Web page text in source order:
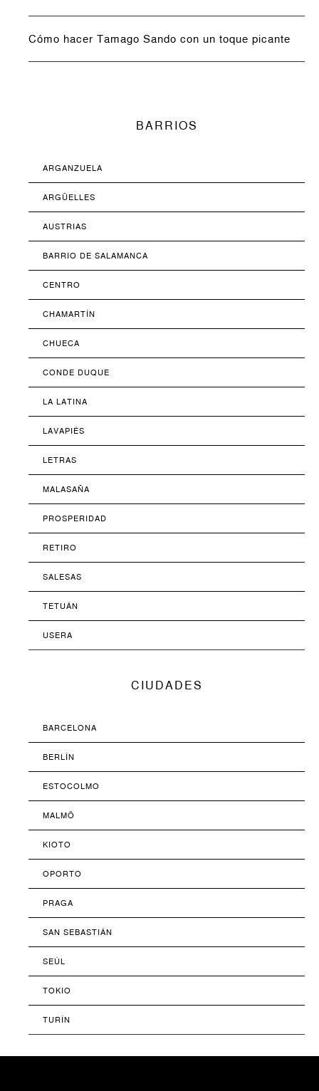
Cómo hacer Tamago Sando con un toque picante
BARRIOS
ARGANZUELA
ARGÜELLES
AUSTRIAS
BARRIO DE SALAMANCA
CENTRO
CHAMARTÍN
CHUECA
CONDE DUQUE
LA LATINA
LAVAPIÉS
LETRAS
MALASAÑA
PROSPERIDAD
RETIRO
SALESAS
TETUÁN
USERA
CIUDADES
BARCELONA
BERLÍN
ESTOCOLMO
MALMÖ
KIOTO
OPORTO
PRAGA
SAN SEBASTIÁN
SEÚL
TOKIO
TURÍN